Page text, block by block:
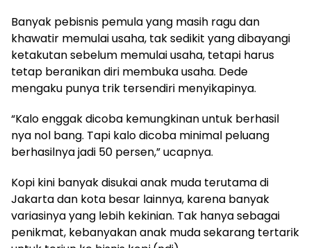
Banyak pebisnis pemula yang masih ragu dan
khawatir memulai usaha, tak sedikit yang dibayangi
ketakutan sebelum memulai usaha, tetapi harus
tetap beranikan diri membuka usaha. Dede
mengaku punya trik tersendiri menyikapinya.
“Kalo enggak dicoba kemungkinan untuk berhasil
nya nol bang. Tapi kalo dicoba minimal peluang
berhasilnya jadi 50 persen,” ucapnya.
Kopi kini banyak disukai anak muda terutama di
Jakarta dan kota besar lainnya, karena banyak
variasinya yang lebih kekinian. Tak hanya sebagai
penikmat, kebanyakan anak muda sekarang tertarik